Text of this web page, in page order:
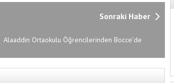
Sonraki Haber
Alaaddin Ortaokulu Öğrencilerinden Bocce’de